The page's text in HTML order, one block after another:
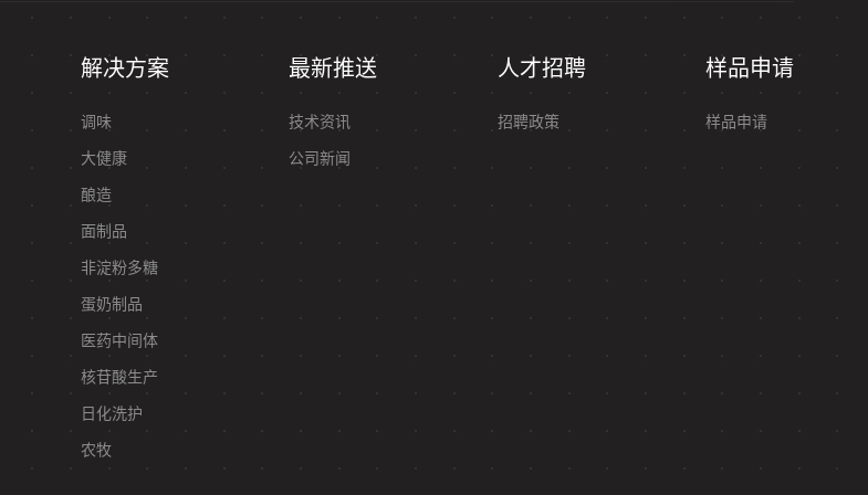
解决方案
调味
大健康
酿造
面制品
非淀粉多糖
蛋奶制品
医药中间体
核苷酸生产
日化洗护
农牧
最新推送
技术资讯
公司新闻
人才招聘
招聘政策
样品申请
样品申请